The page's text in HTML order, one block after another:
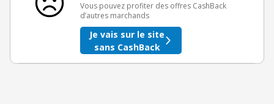
Vous pouvez profiter des offres CashBack
d’autres marchands
Je vais sur le site
sans CashBack